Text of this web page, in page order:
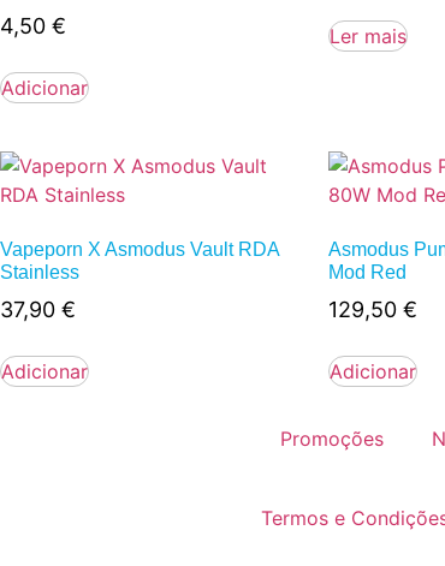
4,50 €
Adicionar
Ler mais
Vapeporn X Asmodus Vault RDA
Stainless
37,90 €
Adicionar
Asmodus
Mod Red
129,50 €
Adicionar
Promoções
Termos e